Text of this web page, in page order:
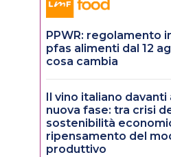
PPWR: regolamento
pfas alimenti dal 12
cosa cambia
Il vino italiano davanti
nuova fase: tra crisi
sostenibilità
ripensamento del
produttivo